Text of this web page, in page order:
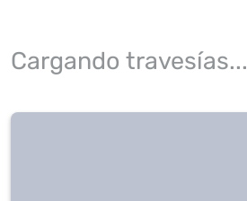
Cargando travesías...